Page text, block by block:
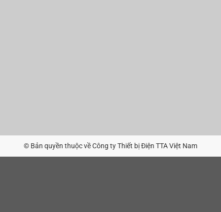
© Bản quyền thuộc về Công ty Thiết bị Điện TTA Việt Nam